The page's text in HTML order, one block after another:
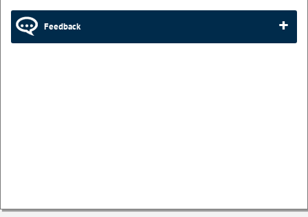
Feedback